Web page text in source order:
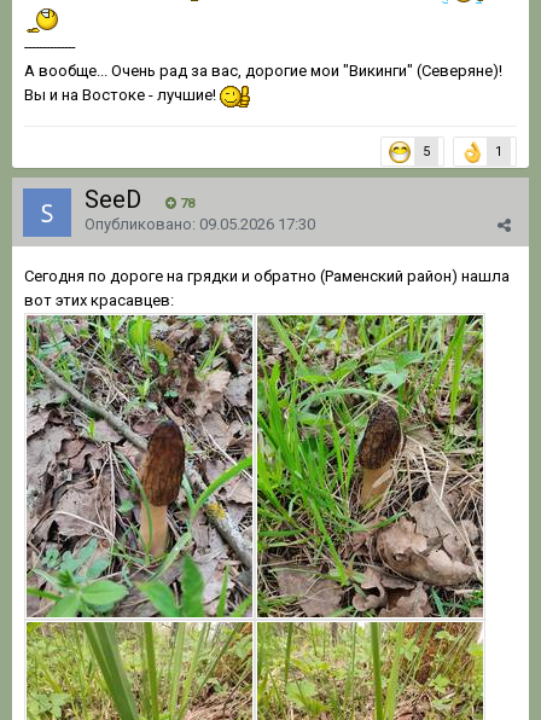
--------------
А вообще... Очень рад за вас, дорогие мои "Викинги" (Северяне)!
Вы и на Востоке - лучшие!
5 1
SeeD 78
Опубликовано: 09.05.2026 17:30
Сегодня по дороге на грядки и обратно (Раменский район) нашла
вот этих красавцев: